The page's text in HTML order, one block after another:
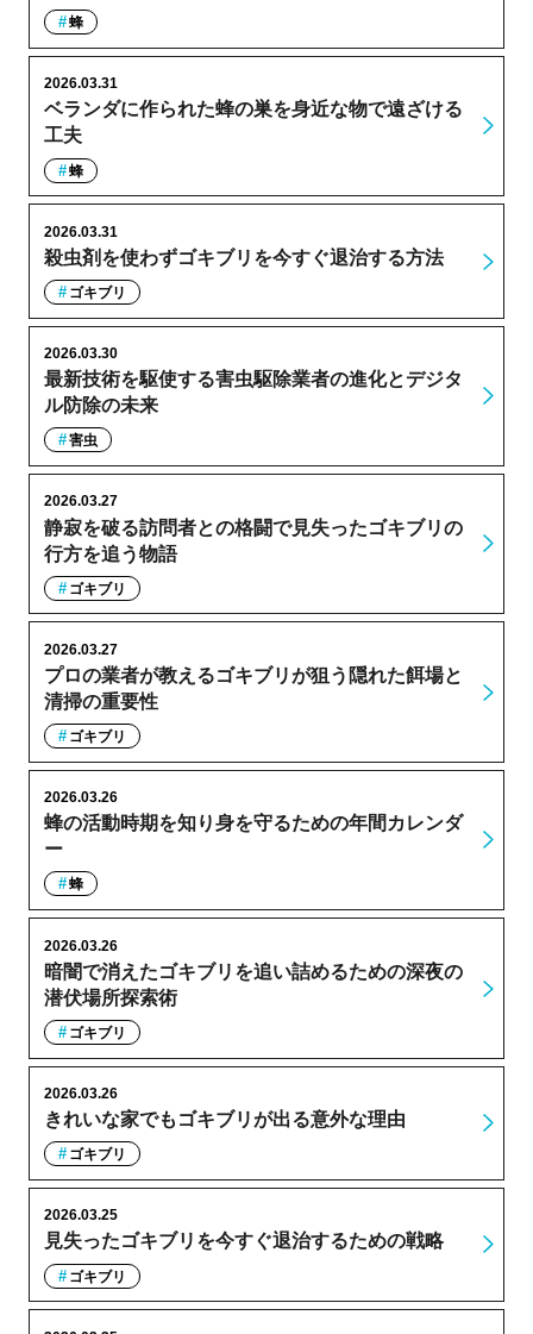
蜂
ベランダに作られた蜂の巣を身近な物で遠ざける
工夫
2026.03.31
蜂
殺虫剤を使わずゴキブリを今すぐ退治する方法
2026.03.31
ゴキブリ
最新技術を駆使する害虫駆除業者の進化とデジタ
ル防除の未来
2026.03.30
害虫
静寂を破る訪問者との格闘で見失ったゴキブリの
行方を追う物語
2026.03.27
ゴキブリ
プロの業者が教えるゴキブリが狙う隠れた餌場と
清掃の重要性
2026.03.27
ゴキブリ
蜂の活動時期を知り身を守るための年間カレンダ
ー
2026.03.26
蜂
暗闇で消えたゴキブリを追い詰めるための深夜の
潜伏場所探索術
2026.03.26
ゴキブリ
きれいな家でもゴキブリが出る意外な理由
2026.03.26
ゴキブリ
見失ったゴキブリを今すぐ退治するための戦略
2026.03.25
ゴキブリ